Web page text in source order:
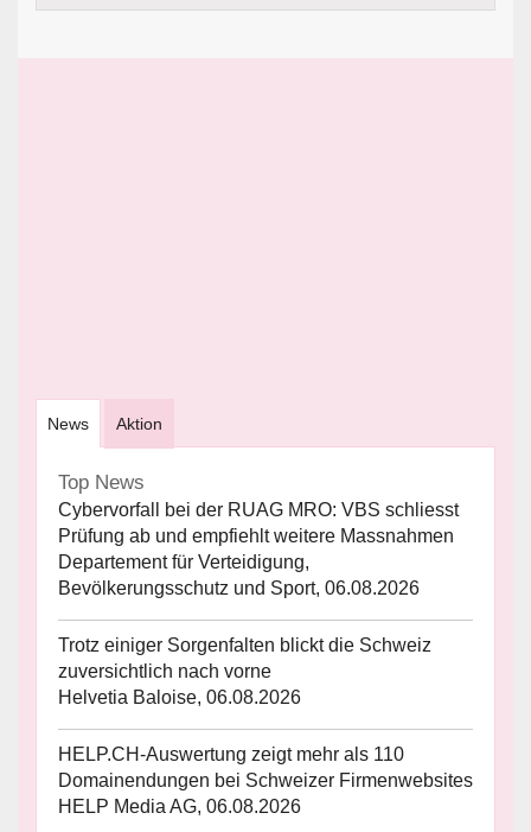
News Aktion
Top News
Cybervorfall bei der RUAG MRO: VBS schliesst
Prüfung ab und empfiehlt weitere Massnahmen
Departement für Verteidigung,
Bevölkerungsschutz und Sport, 06.08.2026
Trotz einiger Sorgenfalten blickt die Schweiz
zuversichtlich nach vorne
Helvetia Baloise, 06.08.2026
HELP.CH-Auswertung zeigt mehr als 110
Domainendungen bei Schweizer Firmenwebsites
HELP Media AG, 06.08.2026